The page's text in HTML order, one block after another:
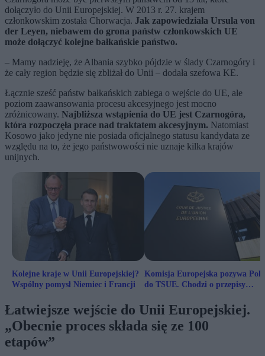
dołączyło do Unii Europejskiej. W 2013 r. 27. krajem
członkowskim została Chorwacja. Jak zapowiedziała Ursula von
der Leyen, niebawem do grona państw członkowskich UE
może dołączyć kolejne bałkańskie państwo.
– Mamy nadzieję, że Albania szybko pójdzie w ślady Czarnogóry i
że cały region będzie się zbliżał do Unii – dodała szefowa KE.
Łącznie sześć państw bałkańskich zabiega o wejście do UE, ale
poziom zaawansowania procesu akcesyjnego jest mocno
zróżnicowany. Najbliższa wstąpienia do UE jest Czarnogóra,
która rozpoczęła prace nad traktatem akcesyjnym. Natomiast
Kosowo jako jedyne nie posiada oficjalnego statusu kandydata ze
względu na to, że jego państwowości nie uznaje kilka krajów
unijnych.
Kolejne kraje w Unii Europejskiej?
Wspólny pomysł Niemiec i Francji
Komisja Europejska pozywa
do TSUE. Chodzi o przepisy
Łatwiejsze wejście do Unii Europejskiej.
„Obecnie proces składa się ze 100
etapów”